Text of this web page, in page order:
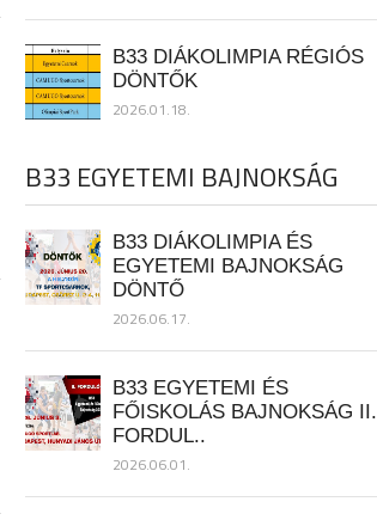
B33 DIÁKOLIMPIA RÉGIÓS
DÖNTŐK
2026.01.18.
B33 EGYETEMI BAJNOKSÁG
B33 DIÁKOLIMPIA ÉS
EGYETEMI BAJNOKSÁG
DÖNTŐ
2026.06.17.
B33 EGYETEMI ÉS
FŐISKOLÁS BAJNOKSÁG II.
FORDUL..
2026.06.01.